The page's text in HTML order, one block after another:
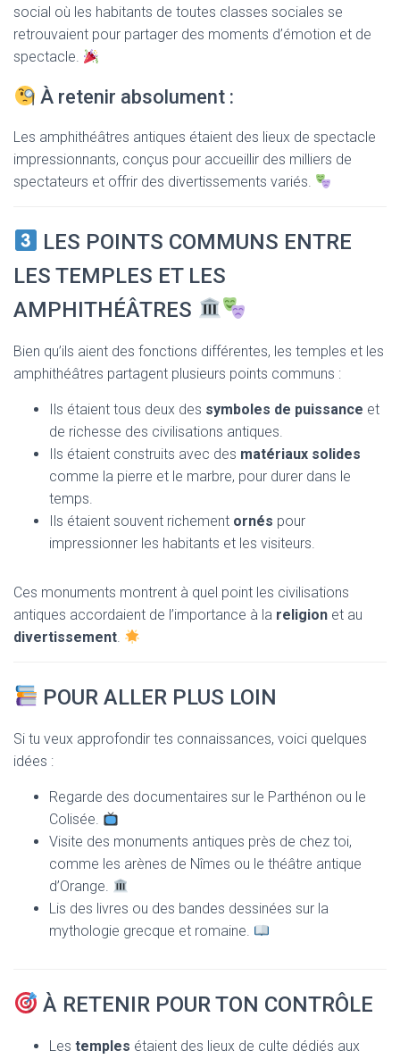
social où les habitants de toutes classes sociales se
retrouvaient pour partager des moments d’émotion et de
spectacle.
À retenir absolument :
Les amphithéâtres antiques étaient des lieux de spectacle
impressionnants, conçus pour accueillir des milliers de
spectateurs et offrir des divertissements variés.
LES POINTS COMMUNS ENTRE
LES TEMPLES ET LES
AMPHITHÉÂTRES
Bien qu’ils aient des fonctions différentes, les temples et les
amphithéâtres partagent plusieurs points communs :
Ils étaient tous deux des symboles de puissance et
de richesse des civilisations antiques.
Ils étaient construits avec des matériaux solides
comme la pierre et le marbre, pour durer dans le
temps.
Ils étaient souvent richement ornés pour
impressionner les habitants et les visiteurs.
Ces monuments montrent à quel point les civilisations
antiques accordaient de l’importance à la religion et au
divertissement.
POUR ALLER PLUS LOIN
Si tu veux approfondir tes connaissances, voici quelques
idées :
Regarde des documentaires sur le Parthénon ou le
Colisée.
Visite des monuments antiques près de chez toi,
comme les arènes de Nîmes ou le théâtre antique
d’Orange.
Lis des livres ou des bandes dessinées sur la
mythologie grecque et romaine.
À RETENIR POUR TON CONTRÔLE
Les temples étaient des lieux de culte dédiés aux